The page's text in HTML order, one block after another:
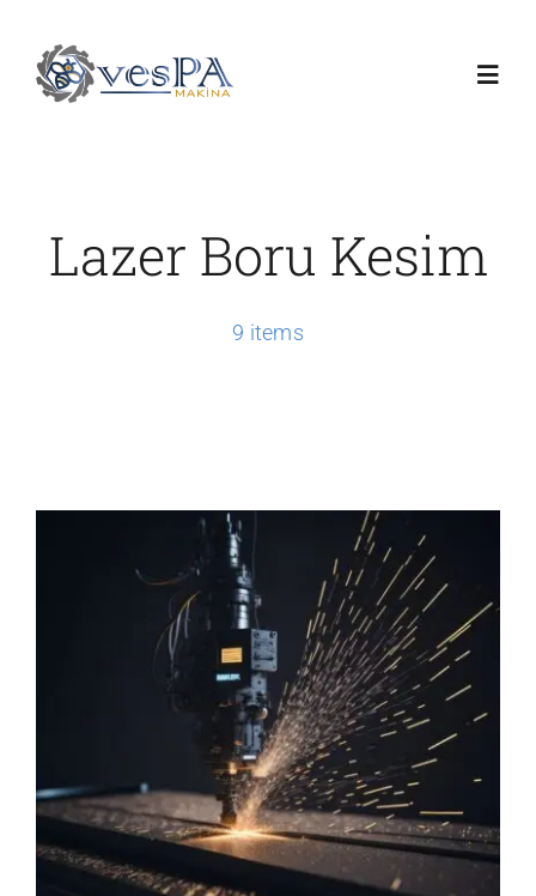
content
Ürünlerimiz
Lazer Boru Kesim
9 items